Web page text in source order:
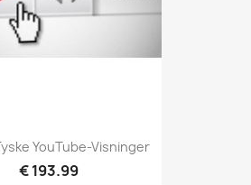
YouTube-Visninger
€ 193.99